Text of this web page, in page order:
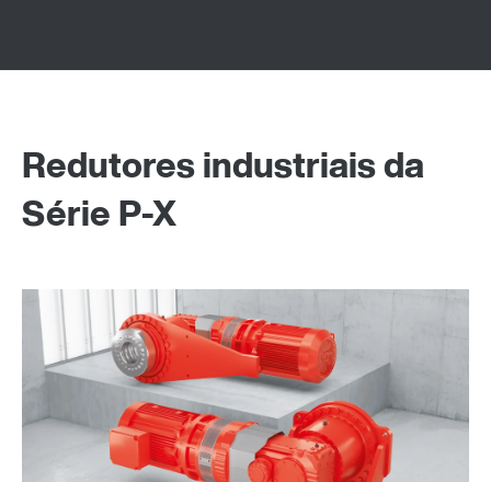
Redutores industriais da
Série P-X